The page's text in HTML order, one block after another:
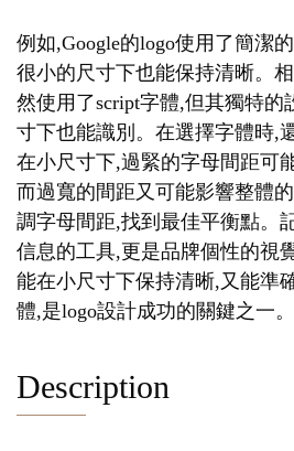
例如,Google的logo使用了簡潔
很小的尺寸下也能保持清晰。
然使用了script字體,但其獨特的
寸下也能識別。在選擇字體時,
在小尺寸下,過緊的字母間距可
而過寬的間距又可能影響整體
調字母間距,找到最佳平衡點。
信息的工具,更是品牌個性的視
能在小尺寸下保持清晰,又能準
體,是logo設計成功的關鍵之一。
Description